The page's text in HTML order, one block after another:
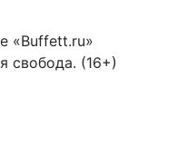
«Buffett.ru»
свобода. (16+)